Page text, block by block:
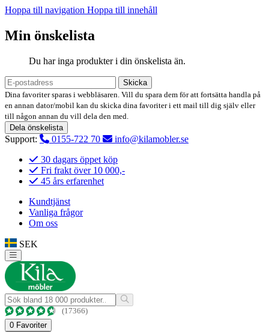
Hoppa till navigation Hoppa till innehåll
Min önskelista
Du har inga produkter i din önskelista än.
Skicka
Dina favoriter sparas i webbläsaren. Vill du spara dem för att fortsätta handla på
en annan dator/mobil kan du skicka dina favoriter i ett mail till dig själv eller
till någon annan du vill dela den med.
Dela önskelista
Support: 0155-722 70
info@kilamobler.se
30 dagars öppet köp
Fri frakt över 10 000,-
45 års erfarenhet
Kundtjänst
Vanliga frågor
Om oss
SEK
(17366)
0 Favoriter